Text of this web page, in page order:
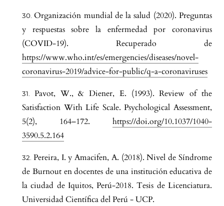
Organización mundial de la salud (2020). Preguntas
y respuestas sobre la enfermedad por coronavirus
(COVID-19). Recuperado de
https://www.who.int/es/emergencies/diseases/novel-
coronavirus-2019/advice-for-public/q-a-coronaviruses
Pavot, W., & Diener, E. (1993). Review of the
Satisfaction With Life Scale. Psychological Assessment,
5(2), 164–172. https://doi.org/10.1037/1040-
3590.5.2.164
Pereira, I. y Amacifen, A. (2018). Nivel de Síndrome
de Burnout en docentes de una institución educativa de
la ciudad de Iquitos, Perú-2018. Tesis de Licenciatura.
Universidad Científica del Perú - UCP.